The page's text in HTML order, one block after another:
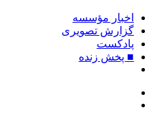
اخبار مؤسسه
گزارش تصویری
پادکست‌
■ پخش زنده